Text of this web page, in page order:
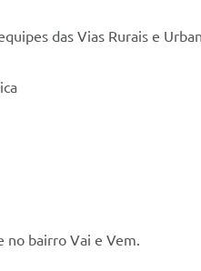
das Vias Rurais e
no bairro Vai e Vem.